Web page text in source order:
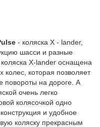
- коляска Х - lander,
шасси и разные
X-lander оснащена
которая позволяет
повороты на дороге. А
очень легко
колясочкой одно
и удобное
коляску прекрасным